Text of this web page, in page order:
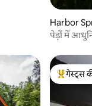
Harbor
पेड़ों में
गेस्ट्स का
गेस्ट्स